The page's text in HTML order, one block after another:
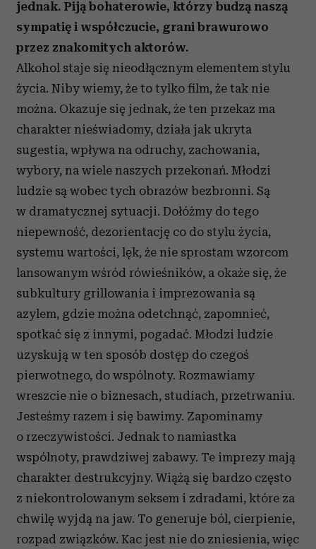
jednak. Piją bohaterowie, którzy budzą naszą
sympatię i współczucie, grani brawurowo
przez znakomitych aktorów.
Alkohol staje się nieodłącznym elementem stylu
życia. Niby wiemy, że to tylko film, że tak nie
można. Okazuje się jednak, że ten przekaz ma
charakter nieświadomy, działa jak ukryta
sugestia, wpływa na odruchy, zachowania,
wybory, na wiele naszych przekonań. Młodzi
ludzie są wobec tych obrazów bezbronni. Są
w dramatycznej sytuacji. Dołóżmy do tego
niepewność, dezorientację co do stylu życia,
systemu wartości, lęk, że nie sprostam wzorcom
lansowanym wśród rówieśników, a okaże się, że
subkultury grillowania i imprezowania są
azylem, gdzie można odetchnąć, zapomnieć,
spotkać się z innymi, pogadać. Młodzi ludzie
uzyskują w ten sposób dostęp do czegoś
pierwotnego, do wspólnoty. Rozmawiamy
wreszcie nie o biznesach, studiach, przetrwaniu.
Jesteśmy razem i się bawimy. Zapominamy
o rzeczywistości. Jednak to namiastka
wspólnoty, prawdziwej zabawy. Te imprezy mają
charakter destrukcyjny. Wiążą się bardzo często
z niekontrolowanym seksem i zdradami, które za
chwilę wyjdą na jaw. To generuje ból, cierpienie,
rozpad związków. Kac jest nie do zniesienia, więc